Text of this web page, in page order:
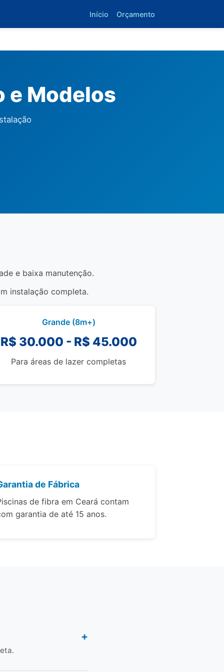
Início Orçamento
e Modelos
e baixa manutenção.
instalação completa.
Grande (8m+)
R$ 30.000 - R$ 45.000
Para áreas de lazer completas
de Fábrica
de fibra em Ceará contam
garantia de até 15 anos.